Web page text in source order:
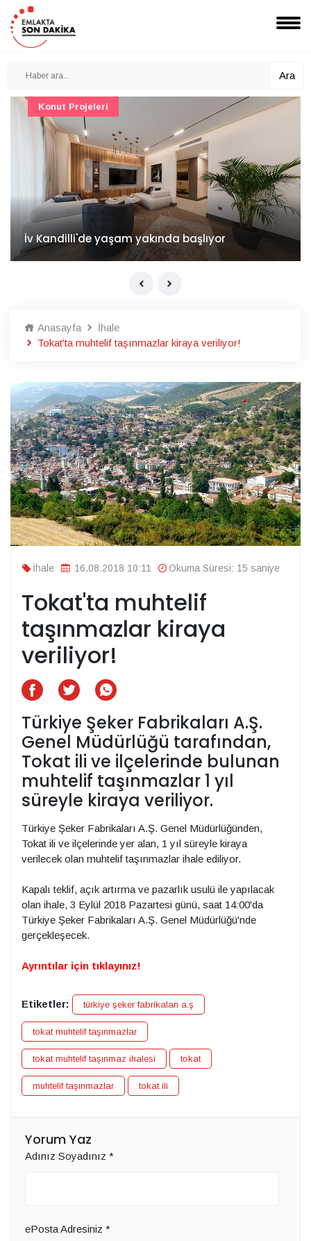
Ara
İv Kandilli'de yaşam yakında başlıyor
Konut Projeleri
Anasayfa
İhale
Tokat'ta muhtelif taşınmazlar kiraya veriliyor!
İhale 16.08.2018 10:11 Okuma Süresi: 15 saniye
Tokat'ta muhtelif
taşınmazlar kiraya
veriliyor!
Türkiye Şeker Fabrikaları A.Ş.
Genel Müdürlüğü tarafından,
Tokat ili ve ilçelerinde bulunan
muhtelif taşınmazlar 1 yıl
süreyle kiraya veriliyor.
Türkiye Şeker Fabrikaları A.Ş. Genel Müdürlüğünden,
Tokat ili ve ilçelerinde yer alan, 1 yıl süreyle kiraya
verilecek olan muhtelif taşınmazlar ihale ediliyor.
Kapalı teklif, açık artırma ve pazarlık usulü ile yapılacak
olan ihale, 3 Eylül 2018 Pazartesi günü, saat 14:00'da
Türkiye Şeker Fabrikaları A.Ş. Genel Müdürlüğü'nde
gerçekleşecek.
Ayrıntılar için tıklayınız!
Etiketler: türkiye şeker fabrikaları a.ş
tokat muhtelif taşınmazlar
tokat muhtelif taşınmaz ihalesi tokat
muhtelif taşınmazlar tokat ili
Yorum Yaz
Adınız Soyadınız *
ePosta Adresiniz *